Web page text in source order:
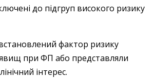
до підгруп висо­кого ризику
фактор ­ризику
при ФП або представляли
інтерес.